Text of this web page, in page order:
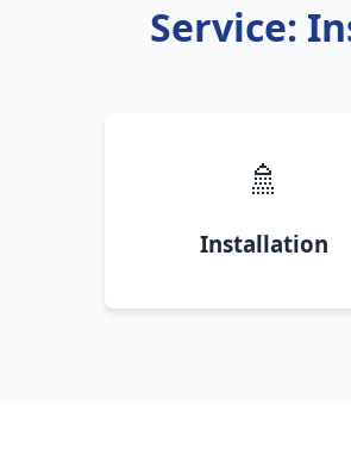
Service:
🚿
Installation